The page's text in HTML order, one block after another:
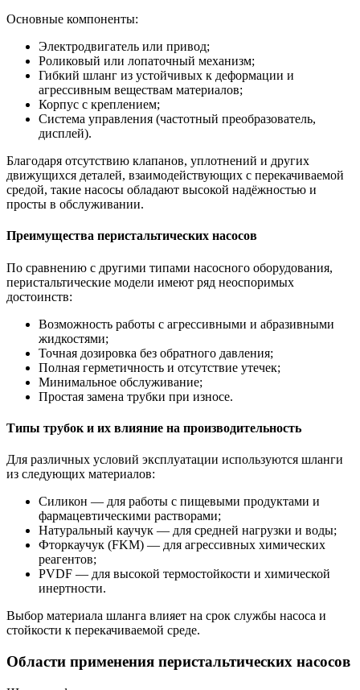
Основные компоненты:
Электродвигатель или привод;
Роликовый или лопаточный механизм;
Гибкий шланг из устойчивых к деформации и
агрессивным веществам материалов;
Корпус с креплением;
Система управления (частотный преобразователь,
дисплей).
Благодаря отсутствию клапанов, уплотнений и других
движущихся деталей, взаимодействующих с перекачиваемой
средой, такие насосы обладают высокой надёжностью и
просты в обслуживании.
Преимущества перистальтических насосов
По сравнению с другими типами насосного оборудования,
перистальтические модели имеют ряд неоспоримых
достоинств:
Возможность работы с агрессивными и абразивными
жидкостями;
Точная дозировка без обратного давления;
Полная герметичность и отсутствие утечек;
Минимальное обслуживание;
Простая замена трубки при износе.
Типы трубок и их влияние на производительность
Для различных условий эксплуатации используются шланги
из следующих материалов:
Силикон — для работы с пищевыми продуктами и
фармацевтическими растворами;
Натуральный каучук — для средней нагрузки и воды;
Фторкаучук (FKM) — для агрессивных химических
реагентов;
PVDF — для высокой термостойкости и химической
инертности.
Выбор материала шланга влияет на срок службы насоса и
стойкости к перекачиваемой среде.
Области применения перистальтических насосов